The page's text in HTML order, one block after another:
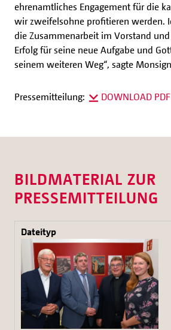
ehrenamtliches Engagement für die
wir zweifelsohne profitieren werden.
die Zusammenarbeit im Vorstand
Erfolg für seine neue Aufgabe und
seinem weiteren Weg“, sagte
Pressemitteilung: DOWNLOAD PDF
BILDMATERIAL ZUR
PRESSEMITTEILUNG